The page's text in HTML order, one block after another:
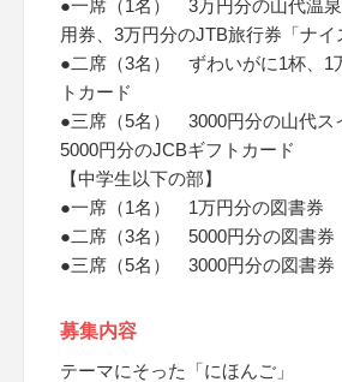
●一席（1名） 3万円分の山代温泉
用券、3万円分のJTB旅行券「ナイ
●二席（3名） ずわいがに1杯、1
トカード
●三席（5名） 3000円分の山代ス
5000円分のJCBギフトカード
【中学生以下の部】
●一席（1名） 1万円分の図書券
●二席（3名） 5000円分の図書券
●三席（5名） 3000円分の図書券
募集内容
テーマにそった「にほんご」